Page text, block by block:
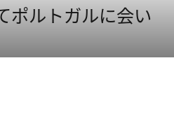
ポルトガルに会い